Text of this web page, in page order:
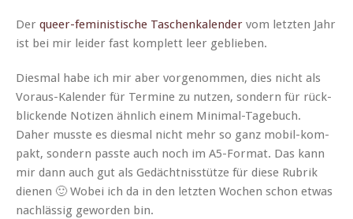
Der queer-fem­i­nis­tis­che Taschenkalen­der vom let­zten Jahr
ist bei mir lei­der fast kom­plett leer geblieben.
Dies­mal habe ich mir aber vorgenom­men, dies nicht als
Voraus-Kalen­der für Ter­mine zu nutzen, son­dern für rück­
blick­ende Noti­zen ähn­lich einem Min­i­mal-Tage­buch.
Daher musste es dies­mal nicht mehr so ganz mobil-kom­
pakt, son­dern passte auch noch im A5-For­mat. Das kann
mir dann auch gut als Gedächt­nis­stütze für diese Rubrik
dienen 🙂 Wobei ich da in den let­zten Wochen schon etwas
nach­läs­sig gewor­den bin.